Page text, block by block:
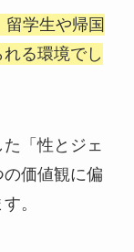
学生や帰国
る環境でし
「性とジェ
価値観に偏
。